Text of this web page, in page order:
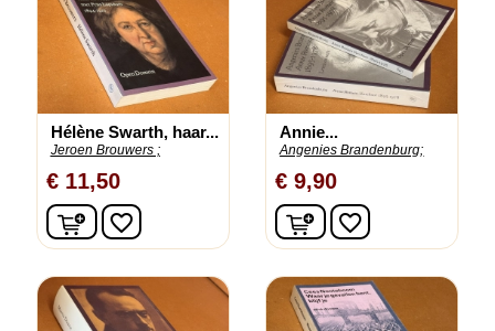
Hélène Swarth, haar...
Jeroen Brouwers ;
€ 11,50
In winkelwagen
favorite_border
Annie...
Angenies Brandenburg;
€ 9,90
In winkelwagen
favorite_border